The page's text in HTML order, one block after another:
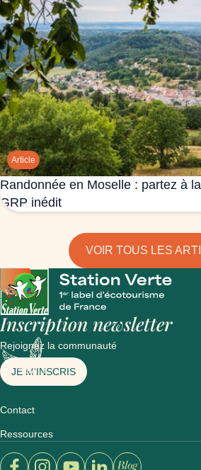
Article
Randonnée en Moselle : partez à
GRP inédit
VOIR TOUS LES
Inscription newsletter
Rejoignez la communauté
JE M'INSCRIS
Contact
Ressources
Ouvrir un nouvel onglet sur le site : facebook
Ouvrir un nouvel onglet sur le site :
Ouvrir un nouvel onglet sur le
Ouvrir un nouvel onglet
Ouvrir un nouvel